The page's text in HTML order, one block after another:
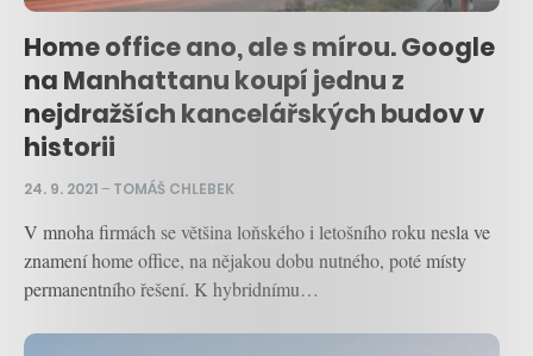
Home office ano, ale s mírou. Google
na Manhattanu koupí jednu z
nejdražších kancelářských budov v
historii
24. 9. 2021– TOMÁŠ CHLEBEK
V mnoha firmách se většina loňského i letošního roku nesla ve
znamení home office, na nějakou dobu nutného, poté místy
permanentního řešení. K hybridnímu…